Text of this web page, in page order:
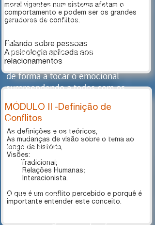
moral vigentes num sistema afetam o
comportamento e podem ser os grandes
geradores de conflitos.
Falando sobre pessoas
​​​​​​​A psicologia aplicada aos
relacionamentos
MÓDULO II -Definição de
Conflitos
As definições e os teóricos,
As mudanças de visão sobre o tema ao
longo da história,
Visões:
Tradicional;
Relações Humanas;
Interacionista.​​​
O que é um conflito percebido e porquê é
importante entender este conceito.
processos e operações. Foi aí que
aprimorei os conhecimentos sobre
os resultados estão vinculados às
nossas emoções, e então me
encontrei realizando treinamentos
de forma a tocar o emocional
surpreendendo a todos com os
resultados obtidos.”
"Minha formação original é
Mecânica, Projetos e Processos,
matérias que até hoje são de
muita utilidade nos trabalhos que
faço...
Duas coisas importantes aprendi
na mecânica:
A primeira é que todo processo